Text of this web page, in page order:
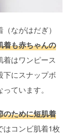
ながはだぎ）
着も赤ちゃんの
着はワンピース
下にスナップボ
ています。
のために短肌着
はコンビ肌着1枚